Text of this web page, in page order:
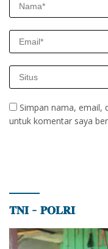
Simpan nama, email,
untuk komentar saya
𝐓𝐍𝐈 – 𝐏𝐎𝐋𝐑𝐈